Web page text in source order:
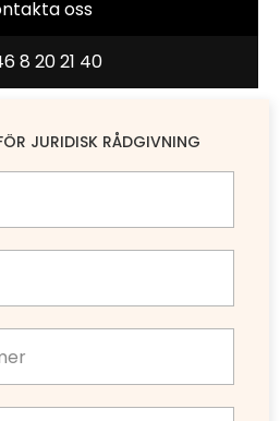
oss
8 20 21 40
JURIDISK RÅDGIVNING